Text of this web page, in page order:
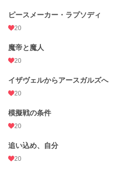
ピースメーカー・ラプソディ
20
魔帝と魔人
20
イザヴェルからアースガルズへ
20
模擬戦の条件
20
追い込め、自分
20